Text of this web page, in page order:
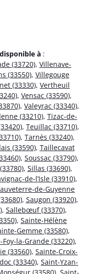
à :
(33720), Villenave-
(33550), Villegouge
(33330), Vertheuil
, Vensac (33590),
, Valeyrac (33340),
(33210), Tizac-de-
, Teuillac (33710),
, Tarnès (33240),
(33590), Taillecavat
, Soussac (33790),
, Sillas (33690),
de-l’Isle (33910),
de-Guyenne
, Saugon (33920),
, Sallebœuf (33370),
, Sainte-Hélène
Gemme (33580),
Foy-la-Grande (33220),
(33560), Sainte-Croix-
(33340), Saint-Yzan-